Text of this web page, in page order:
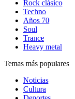
Rock clásico
Techno
Años 70
Soul
Trance
Heavy metal
Temas más populares
Noticias
Cultura